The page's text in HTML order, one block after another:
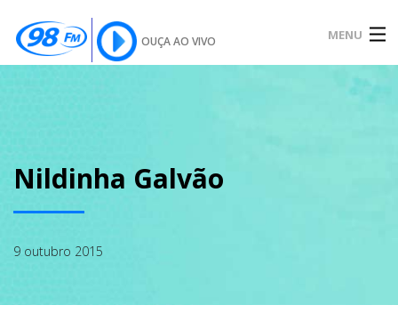
OUÇA AO VIVO MENU
SOBRE
PODCAST
Nildinha Galvão
9 outubro 2015